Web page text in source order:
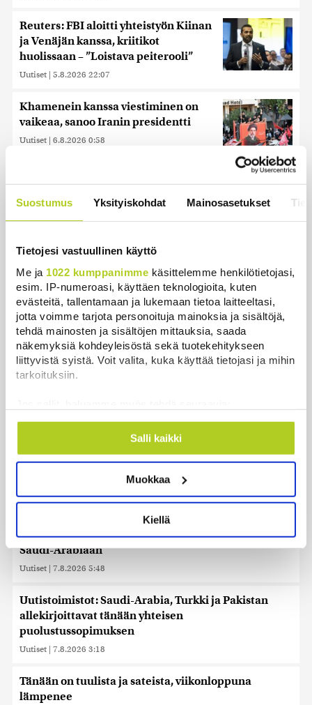
Suostumus Yksityiskohdat Mainosasetukset
Tietojesi vastuullinen käyttö
Me ja 1022 kumppanimme käsittelemme henkilötietojasi,
esim. IP-numeroasi, käyttäen teknologioita, kuten
evästeitä, tallentamaan ja lukemaan tietoa laitteeltasi,
jotta voimme tarjota personoituja mainoksia ja sisältöjä,
tehdä mainosten ja sisältöjen mittauksia, saada
näkemyksiä kohdeyleisöstä sekä tuotekehitykseen
liittyvistä syistä. Voit valita, kuka käyttää tietojasi ja mihin
tarkoituksiin.
Kerätä tietoja maantieteellisestä sijainnistasi,
mahdollisesti muutaman metrin tarkkuudella
ominaispiirteitä aktiivisesti (sormenjäljen
Lue lisää siitä, miten henkilötietojasi käsitellään ja miten
suostumustasi tai peruuttaa sen milloin vain
evästeilmoituksessa.
Käytämme evästeitä tarjoamamme sisällön ja mainosten
tukemiseen ja kävijämäärämme analysoimiseen. Lisäksi
jaamme sosiaalisen median, mainosalan ja analytiikka-
alan kumppaneillemme tietoja siitä, miten käytät
sivustoamme. Kumppanimme voivat yhdistää näitä
tietoja muihin tietoihin, joita olet antanut heille tai joita on
saatetaan myös siirtää ulkomaille.
Salli kaikki
Muokkaa
Kiellä
Reuters: FBI aloitti yhteistyön Kiinan
ja Venäjän kanssa, kriitikot
huolissaan – ”Loistava peiterooli”
Uutiset | 5.8.2026 22:07
Khamenein kanssa viestiminen on
vaikeaa, sanoo Iranin presidentti
Uutiset | 6.8.2026 0:58
paljastaa Ylen mittaus – ”Eivät oikein
löydä puoluetta”
Uusimmat
Thaimaassa kouluampuminen lähellä Bangkokia
Uutiset 7.8.2026 8:03
somehaittojen vuoksi puoli miljardia dollaria
alkoivat opposition ja väliaikaishallinnon välillä
Uutiset | 7.8.2026 6:12
Toistakymmentä siviiliä haavoittui huthien iskussa
Saudi-Arabiaan
Uutiset | 7.8.2026 5:48
Uutistoimistot: Saudi-Arabia, Turkki ja Pakistan
allekirjoittavat tänään yhteisen
puolustussopimuksen
Uutiset | 7.8.2026 3:18
Tänään on tuulista ja sateista, viikonloppuna
lämpenee